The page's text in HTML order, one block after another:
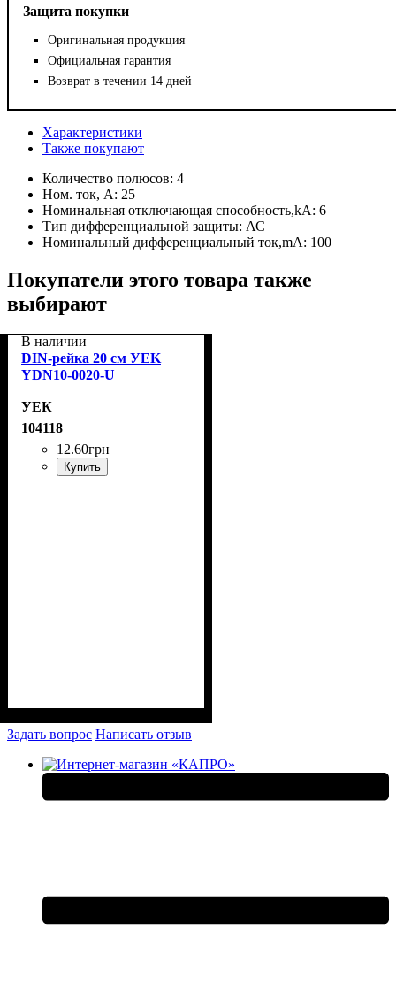
Защита покупки
Оригинальная продукция
Официальная гарантия
Возврат в течении 14 дней
Характеристики
Также покупают
Количество полюсов: 4
Ном. ток, А: 25
Номинальная отключающая способность,kA: 6
Тип дифференциальной защиты: АС
Номинальный дифференциальный ток,mA: 100
Покупатели этого товара также
выбирают
В наличии
DIN-рейка 20 см УEK
YDN10-0020-U
УЕК
104118
12.60грн
Купить
Задать вопрос Написать отзыв